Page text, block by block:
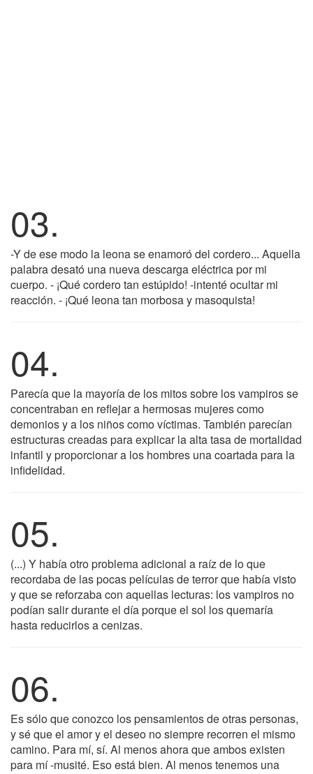
03.
-Y de ese modo la leona se enamoró del cordero... Aquella
palabra desató una nueva descarga eléctrica por mi
cuerpo. - ¡Qué cordero tan estúpido! -intenté ocultar mi
reacción. - ¡Qué leona tan morbosa y masoquista!
04.
Parecía que la mayoría de los mitos sobre los vampiros se
concentraban en reflejar a hermosas mujeres como
demonios y a los niños como víctimas. También parecían
estructuras creadas para explicar la alta tasa de mortalidad
infantil y proporcionar a los hombres una coartada para la
infidelidad.
05.
(...) Y había otro problema adicional a raíz de lo que
recordaba de las pocas películas de terror que había visto
y que se reforzaba con aquellas lecturas: los vampiros no
podían salir durante el día porque el sol los quemaría
hasta reducirlos a cenizas.
06.
Es sólo que conozco los pensamientos de otras personas,
y sé que el amor y el deseo no siempre recorren el mismo
camino. Para mí, sí. Al menos ahora que ambos existen
para mí -musité. Eso está bien. Al menos tenemos una